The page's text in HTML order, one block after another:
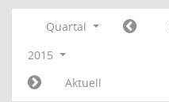
Quartal
2015
Aktuell